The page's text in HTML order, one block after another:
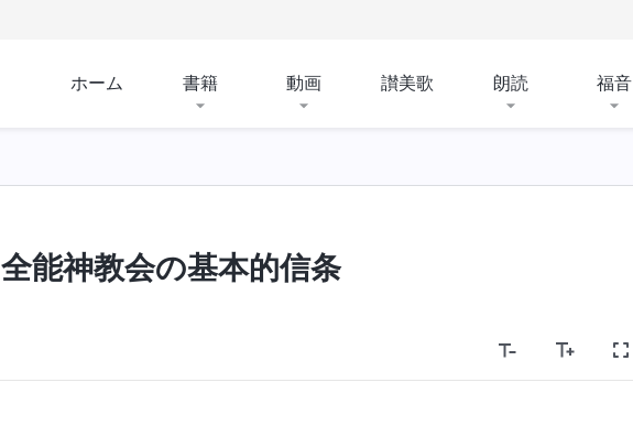
ホーム 書籍 動画 讃美歌 朗読 福音
全能神教会の基本的信条